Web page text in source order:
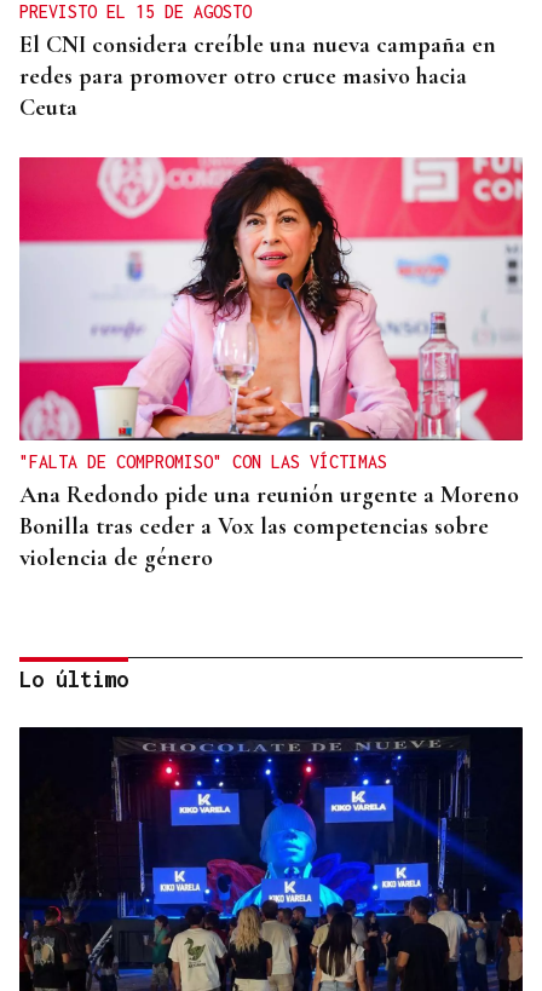
PREVISTO EL 15 DE AGOSTO
El CNI considera creíble una nueva campaña en
redes para promover otro cruce masivo hacia
Ceuta
"FALTA DE COMPROMISO" CON LAS VÍCTIMAS
Ana Redondo pide una reunión urgente a Moreno
Bonilla tras ceder a Vox las competencias sobre
violencia de género
CRECIMIENTO DEMOGRÁFICO
Gráfico | España roza los 50 millones de habitantes
tras alcanzar un nuevo máximo histórico
Lo último